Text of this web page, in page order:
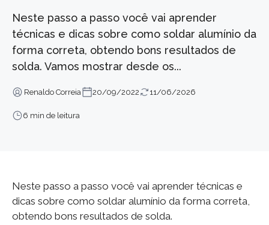
Neste passo a passo você vai aprender
técnicas e dicas sobre como soldar alumínio da
forma correta, obtendo bons resultados de
solda. Vamos mostrar desde os...
Renaldo Correia 20/09/2022 11/06/2026
6 min de leitura
Neste passo a passo você vai aprender técnicas e
dicas sobre como soldar alumínio da forma correta,
obtendo bons resultados de solda.